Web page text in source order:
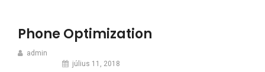
Phone Optimization
admin
július 11, 2018